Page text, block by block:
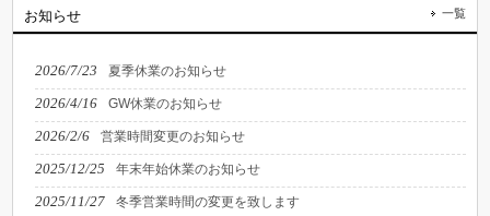
お知らせ 一覧
2026/7/23 夏季休業のお知らせ
2026/4/16 GW休業のお知らせ
2026/2/6 営業時間変更のお知らせ
2025/12/25 年末年始休業のお知らせ
2025/11/27 冬季営業時間の変更を致します